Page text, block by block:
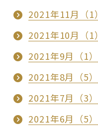
2021年11月（1）
2021年10月（1）
2021年9月（1）
2021年8月（5）
2021年7月（3）
2021年6月（5）